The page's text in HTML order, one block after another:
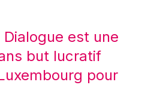
est une
but lucratif
pour